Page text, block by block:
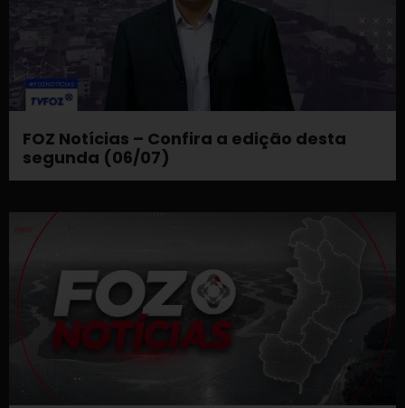
FOZ Notícias – Confira a edição desta
segunda (06/07)